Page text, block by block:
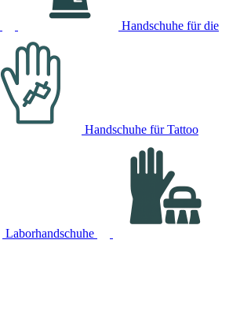
Handschuhe für die
Handschuhe für Tattoo
Laborhandschuhe